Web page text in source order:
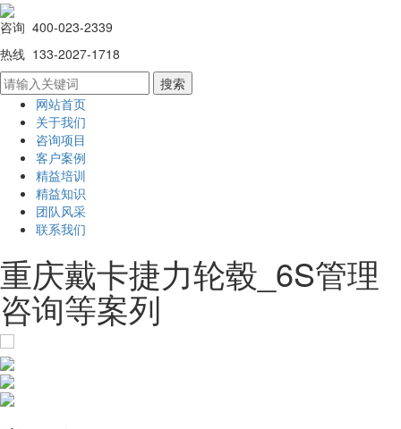
咨询 400-023-2339
热线 133-2027-1718
网站首页
关于我们
咨询项目
客户案例
精益培训
精益知识
团队风采
联系我们
重庆戴卡捷力轮毂_6S管理
咨询等案列